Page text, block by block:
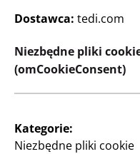
Butelka dla
różne wzory, za szt.
5 Zł
Dostawca: tedi.com
Niezbędne pliki
(omCookieConsent)
Kategorie:
Niezbędne pliki cookie